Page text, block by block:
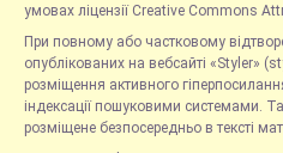
умовах ліцензії Creative Commons
При повному або частковому
опублікованих на вебсайті «Styler»
розміщення активного
індексації пошуковими системами.
розміщене безпосередньо в тексті